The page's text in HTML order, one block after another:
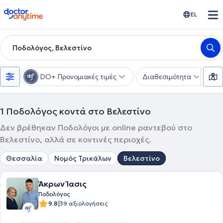
doctoranytime EL
Ποδολόγος, Βελεστίνο
DO+ Προνομιακές τιμές Διαθεσιμότητα
1 Ποδολόγος κοντά στο Βελεστίνο
Δεν βρέθηκαν Ποδολόγοι με online ραντεβού στο
Βελεστίνο, αλλά σε κοντινές περιοχές.
Θεσσαλία Νομός Τρικάλων Βελεστίνο
Άκρων Ίασις
Ποδολόγος
9.8|39 αξιολογήσεις